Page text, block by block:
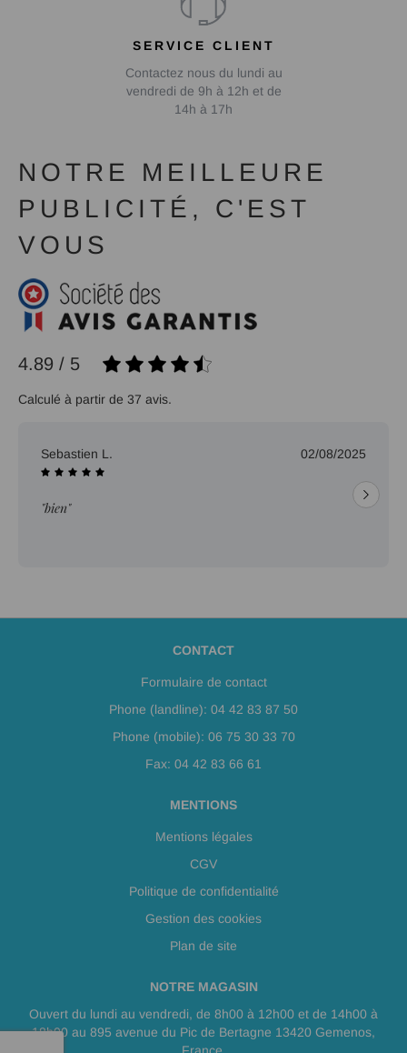
SERVICE CLIENT
Contactez nous du lundi au
vendredi de 9h à 12h et de
14h à 17h
NOTRE MEILLEURE
PUBLICITÉ, C'EST
VOUS
4.89 / 5
Calculé à partir de 37 avis.
Sebastien L. 02/08/2025
"bien"
CONTACT
Formulaire de contact
Phone (landline): 04 42 83 87 50
Phone (mobile): 06 75 30 33 70
Fax: 04 42 83 66 61
MENTIONS
Mentions légales
CGV
Politique de confidentialité
Gestion des cookies
Plan de site
NOTRE MAGASIN
Ouvert du lundi au vendredi, de 8h00 à 12h00 et de 14h00 à
18h00 au 895 avenue du Pic de Bertagne 13420 Gemenos,